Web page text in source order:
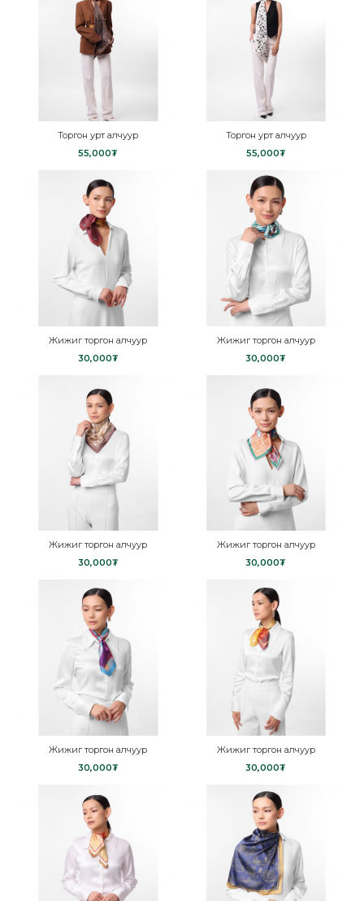
Торгон урт алчуур
55,000₮
Торгон урт алчуур
55,000₮
Жижиг торгон алчуур
30,000₮
Жижиг торгон алчуур
30,000₮
Жижиг торгон алчуур
30,000₮
Жижиг торгон алчуур
30,000₮
Жижиг торгон алчуур
30,000₮
Жижиг торгон алчуур
30,000₮